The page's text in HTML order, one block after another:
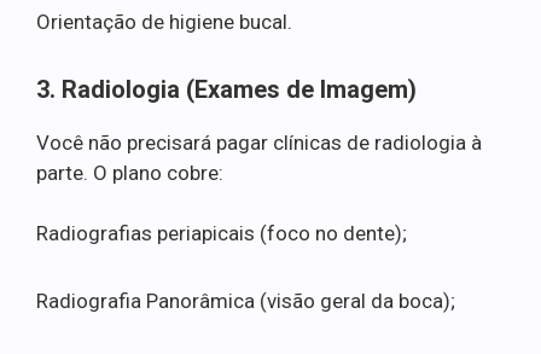
Orientação de higiene bucal.
3. Radiologia (Exames de Imagem)
Você não precisará pagar clínicas de radiologia à
parte. O plano cobre:
Radiografias periapicais (foco no dente);
Radiografia Panorâmica (visão geral da boca);